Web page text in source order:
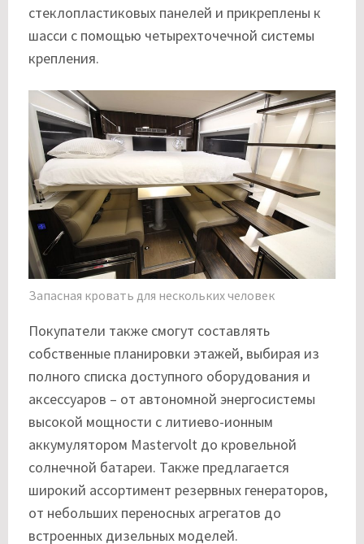
стеклопластиковых панелей и прикреплены к
шасси с помощью четырехточечной системы
крепления.
Запасная кровать для нескольких человек
Покупатели также смогут составлять
собственные планировки этажей, выбирая из
полного списка доступного оборудования и
аксессуаров – от автономной энергосистемы
высокой мощности с литиево-ионным
аккумулятором Mastervolt до кровельной
солнечной батареи. Также предлагается
широкий ассортимент резервных генераторов,
от небольших переносных агрегатов до
встроенных дизельных моделей.